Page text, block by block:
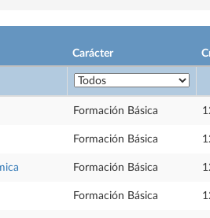
Carácter
Formación Básica
Formación Básica
Formación Básica
Formación Básica